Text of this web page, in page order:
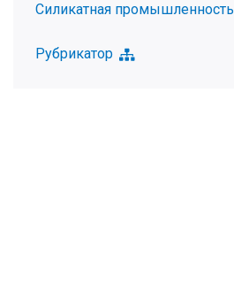
Силикатная промышленность
Рубрикатор